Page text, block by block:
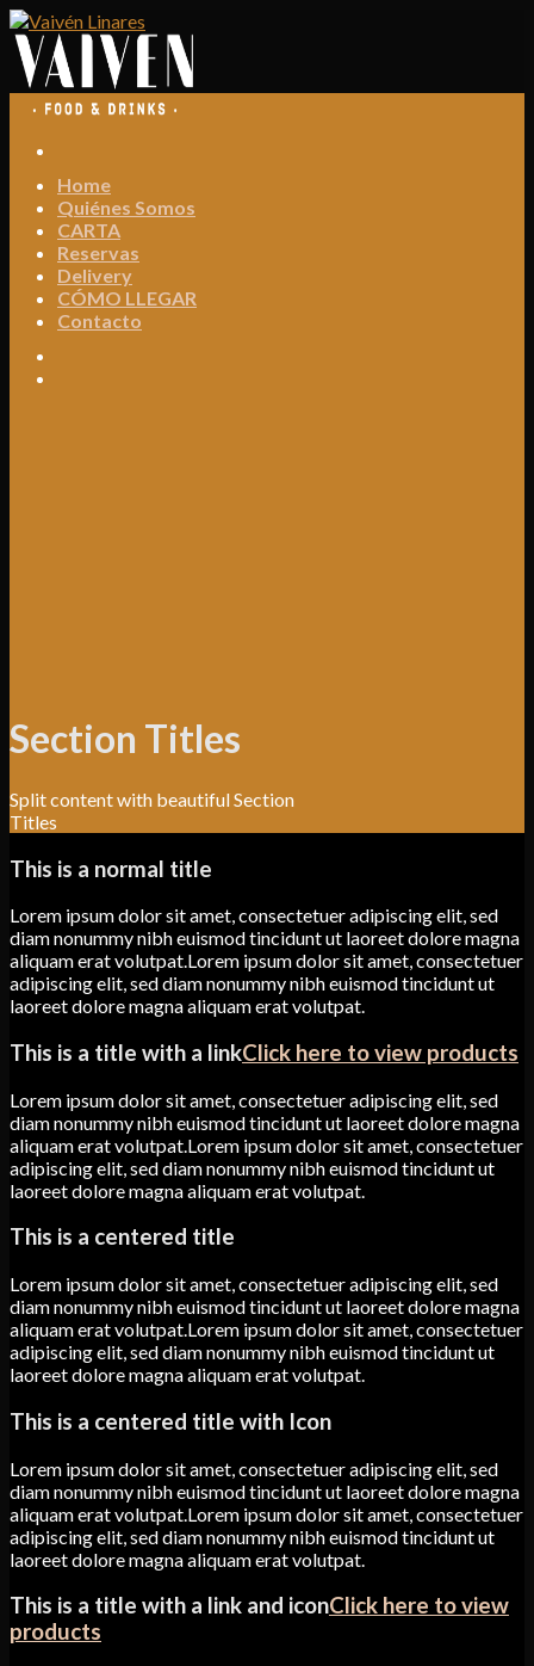
Skip
to
content
Home
Quiénes Somos
CARTA
Reservas
Delivery
CÓMO LLEGAR
Contacto
Section Titles
Split content with beautiful Section
Titles
This is a normal title
Lorem ipsum dolor sit amet, consectetuer adipiscing elit, sed
diam nonummy nibh euismod tincidunt ut laoreet dolore magna
aliquam erat volutpat.Lorem ipsum dolor sit amet, consectetuer
adipiscing elit, sed diam nonummy nibh euismod tincidunt ut
laoreet dolore magna aliquam erat volutpat.
This is a title with a linkClick here to view products
Lorem ipsum dolor sit amet, consectetuer adipiscing elit, sed
diam nonummy nibh euismod tincidunt ut laoreet dolore magna
aliquam erat volutpat.Lorem ipsum dolor sit amet, consectetuer
adipiscing elit, sed diam nonummy nibh euismod tincidunt ut
laoreet dolore magna aliquam erat volutpat.
This is a centered title
Lorem ipsum dolor sit amet, consectetuer adipiscing elit, sed
diam nonummy nibh euismod tincidunt ut laoreet dolore magna
aliquam erat volutpat.Lorem ipsum dolor sit amet, consectetuer
adipiscing elit, sed diam nonummy nibh euismod tincidunt ut
laoreet dolore magna aliquam erat volutpat.
This is a centered title with Icon
Lorem ipsum dolor sit amet, consectetuer adipiscing elit, sed
diam nonummy nibh euismod tincidunt ut laoreet dolore magna
aliquam erat volutpat.Lorem ipsum dolor sit amet, consectetuer
adipiscing elit, sed diam nonummy nibh euismod tincidunt ut
laoreet dolore magna aliquam erat volutpat.
This is a title with a link and iconClick here to view
products